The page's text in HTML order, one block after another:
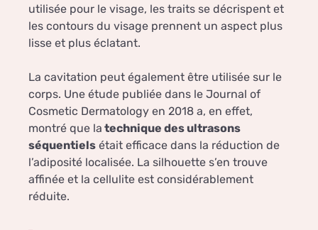
utilisée pour le visage, les traits se décrispent et
les contours du visage prennent un aspect plus
lisse et plus éclatant.
La cavitation peut également être utilisée sur le
corps. Une étude publiée dans le Journal of
Cosmetic Dermatology en 2018 a, en effet,
montré que la technique des ultrasons
séquentiels était efficace dans la réduction de
l’adiposité localisée. La silhouette s’en trouve
affinée et la cellulite est considérablement
réduite.